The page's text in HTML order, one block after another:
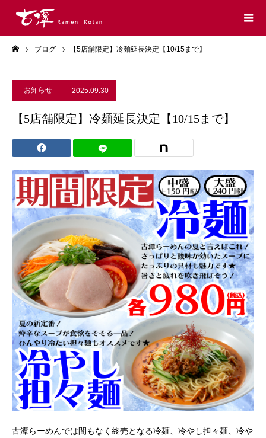
ブログ 【5店舗限定】冷麺延長決定【10/15まで】
お知らせ 2025.09.30
【5店舗限定】冷麺延長決定【10/15まで】
古潭らーめんでは間もなく終売となる冷麺、冷やし担々麺、冷や